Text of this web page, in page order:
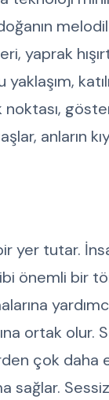
yaprak
anların
yer tutar.
önemli bir
ortak
çok daha
sağlar.